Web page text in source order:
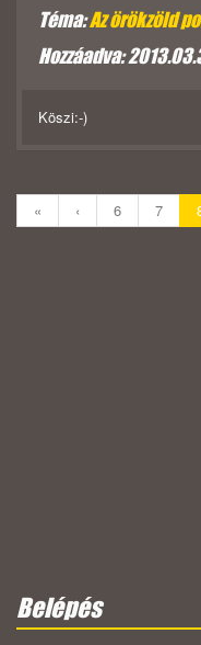
Téma:Az örökzöld
Hozzáadva:
Köszi:-)
« ‹ 6 7
Belépés